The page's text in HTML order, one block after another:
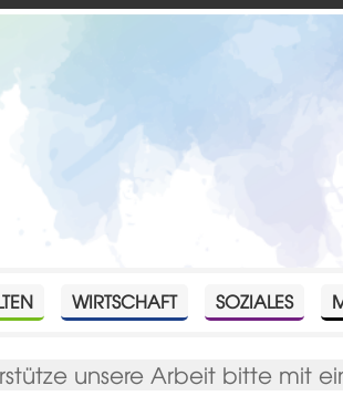
WIRTSCHAFT SOZIALES
unsere Arbeit bitte mit